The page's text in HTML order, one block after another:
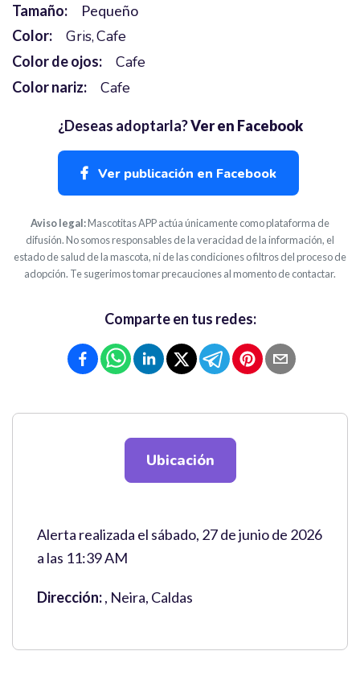
Tamaño:
Pequeño
Color:
Gris Cafe
Color de ojos: Cafe
Color nariz: Cafe
¿Deseas adoptarla?Ver en Facebook
Ver publicación en Facebook
Aviso legal:Mascotitas APP actúa únicamente como plataforma de
difusión. No somos responsables de la veracidad de la información, el
estado de salud de la mascota, ni de las condiciones o filtros del proceso de
adopción. Te sugerimos tomar precauciones al momento de contactar.
Comparte en tus redes:
Ubicación
Alerta realizada el sábado, 27 de junio de 2026
a las 11:39 AM
Dirección:, Neira, Caldas